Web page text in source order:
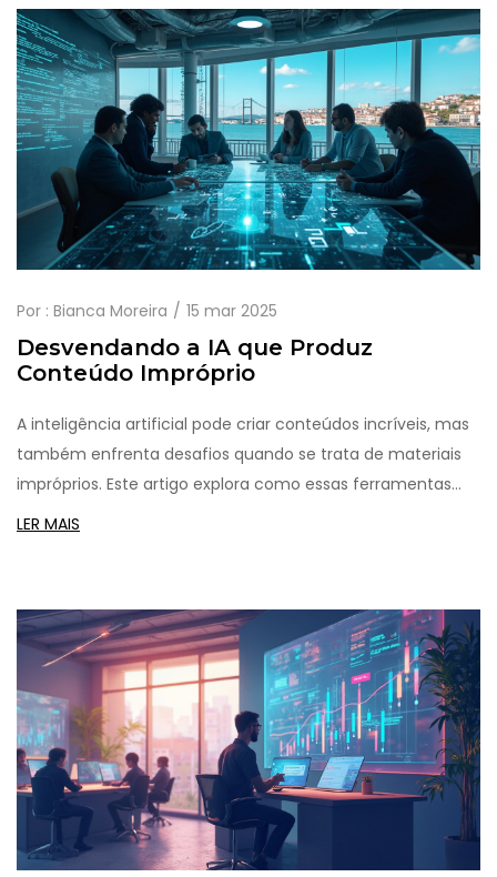
modos de interação disponíveis.
Por : Bianca Moreira 15 mar 2025
Desvendando a IA que Produz
Conteúdo Impróprio
A inteligência artificial pode criar conteúdos incríveis, mas
também enfrenta desafios quando se trata de materiais
impróprios. Este artigo explora como essas ferramentas
são utilizadas para gerar esse tipo de conteúdo, os perigos
implicações culturais desse fenômeno.
LER MAIS